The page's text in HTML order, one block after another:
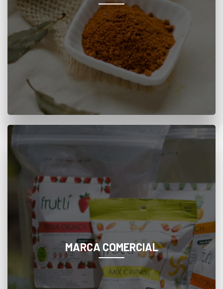
Conozca más
MARCA COMERCIAL
MARCA COMERCIAL
Snacks de frutas, verduras e infusiones de
origen natural, que mejoran la calidad de su
dieta y la de su familia en cualquier lugar o
momento del día.